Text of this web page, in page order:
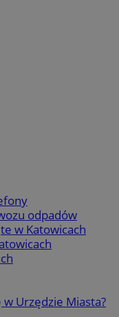
odpadów
w Katowicach
w Urzędzie Miasta?